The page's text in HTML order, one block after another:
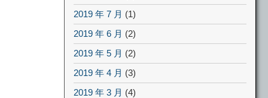
2019 年 7 月 (1)
2019 年 6 月 (2)
2019 年 5 月 (2)
2019 年 4 月 (3)
2019 年 3 月 (4)